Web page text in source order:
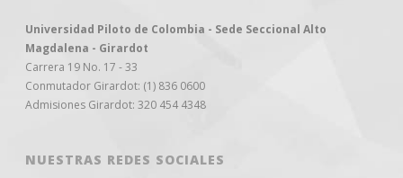
Universidad Piloto de Colombia - Sede Seccional Alto
Magdalena - Girardot
Carrera 19 No. 17 - 33
Conmutador Girardot: (1) 836 0600
Admisiones Girardot: 320 454 4348
NUESTRAS REDES SOCIALES